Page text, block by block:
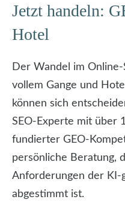
Jetzt handeln:
Hotel
Der Wandel im
vollem Gange und
können sich
SEO-Experte mit über
fundierter GEO-
persönliche Beratung,
Anforderungen der KI-
abgestimmt ist.